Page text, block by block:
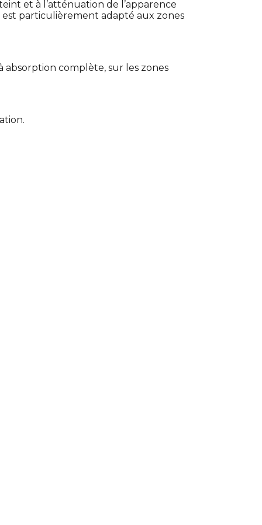
et à l’atténuation de l’apparence
est particulièrement adapté aux zones
complète, sur les zones